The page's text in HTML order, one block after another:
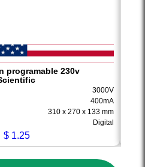
programable 230v
3000V
400mA
310 x 270 x 133 mm
Digital
$ 1.25